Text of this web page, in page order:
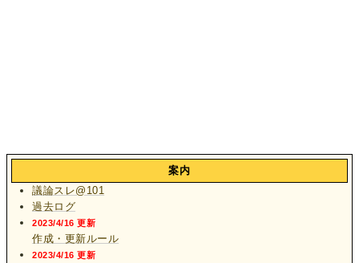
案内
議論スレ@101
過去ログ
2023/4/16 更新
作成・更新ルール
2023/4/16 更新